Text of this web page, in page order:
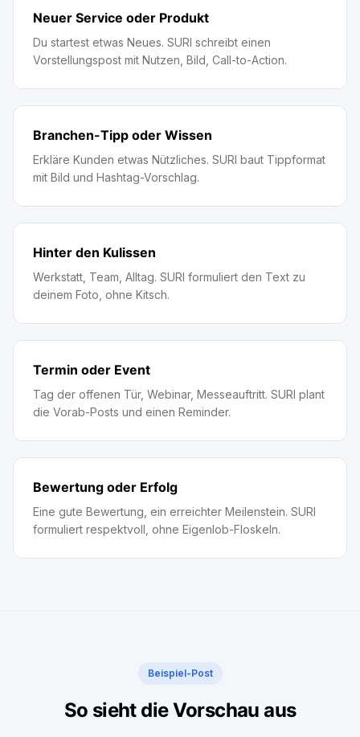
Neuer Service oder Produkt
Du startest etwas Neues. SURI schreibt einen
Vorstellungspost mit Nutzen, Bild, Call-to-Action.
Branchen-Tipp oder Wissen
Erkläre Kunden etwas Nützliches. SURI baut Tippformat
mit Bild und Hashtag-Vorschlag.
Hinter den Kulissen
Werkstatt, Team, Alltag. SURI formuliert den Text zu
deinem Foto, ohne Kitsch.
Termin oder Event
Tag der offenen Tür, Webinar, Messeauftritt. SURI plant
die Vorab-Posts und einen Reminder.
Bewertung oder Erfolg
Eine gute Bewertung, ein erreichter Meilenstein. SURI
formuliert respektvoll, ohne Eigenlob-Floskeln.
Beispiel-Post
So sieht die Vorschau aus